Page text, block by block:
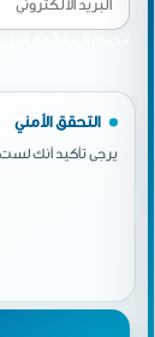
التحقق الأمني
يرجى تأكيد أنك لست